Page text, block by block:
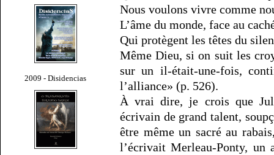
2009 - Disidencias
Nous voulons vivre comme
L’âme du monde, face au
Qui protègent les têtes du
Même Dieu, si on suit les
sur un il-était-une-fois,
l’alliance» (p. 526).
À vrai dire, je crois que
écrivain de grand talent,
être même un sacré au
l’écrivait Merleau-Ponty, un